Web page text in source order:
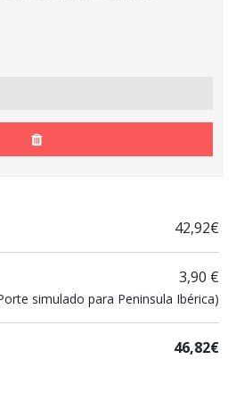
42,92€
3,90 €
simulado para Peninsula Ibérica)
46,82€